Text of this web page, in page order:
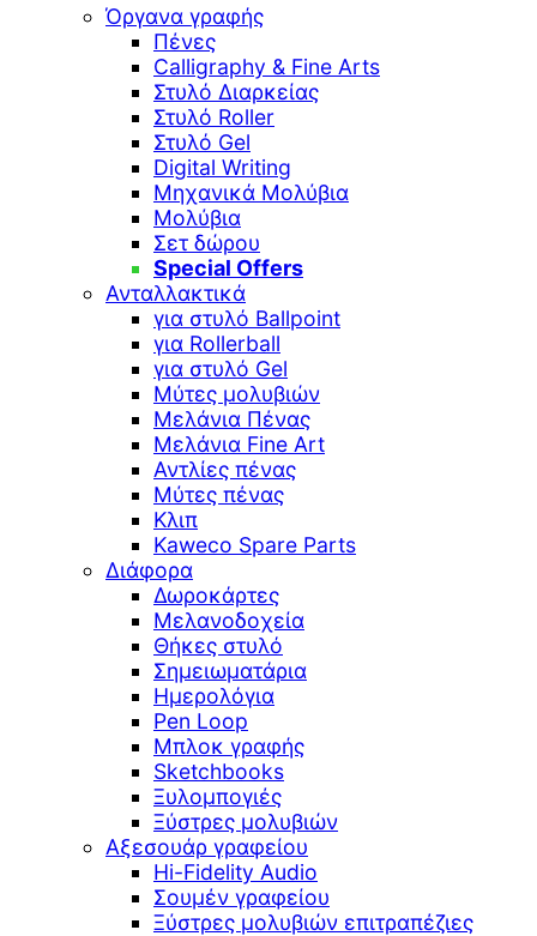
Όργανα γραφής
Πένες
Calligraphy & Fine Arts
Στυλό Διαρκείας
Στυλό Roller
Στυλό Gel
Digital Writing
Μηχανικά Μολύβια
Μολύβια
Σετ δώρου
Special Offers
Ανταλλακτικά
για στυλό Ballpoint
για Rollerball
για στυλό Gel
Μύτες μολυβιών
Μελάνια Πένας
Μελάνια Fine Art
Αντλίες πένας
Μύτες πένας
Κλιπ
Kaweco Spare Parts
Διάφορα
Δωροκάρτες
Μελανοδοχεία
Θήκες στυλό
Σημειωματάρια
Ημερολόγια
Pen Loop
Μπλοκ γραφής
Sketchbooks
Ξυλομπογιές
Ξύστρες μολυβιών
Αξεσουάρ γραφείου
Hi-Fidelity Audio
Σουμέν γραφείου
Ξύστρες μολυβιών επιτραπέζιες